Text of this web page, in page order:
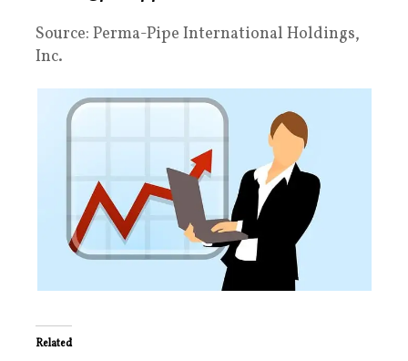
Source: Perma-Pipe International Holdings,
Inc.
Related